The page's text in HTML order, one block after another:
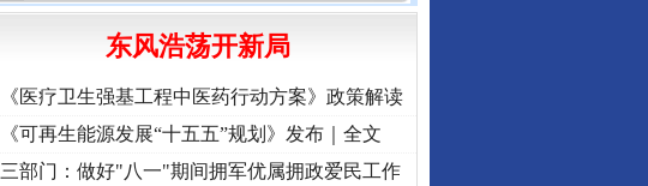
东风浩荡开新局
《医疗卫生强基工程中医药行动方案》政策解读
《可再生能源发展“十五五”规划》发布｜全文
三部门：做好"八一"期间拥军优属拥政爱民工作